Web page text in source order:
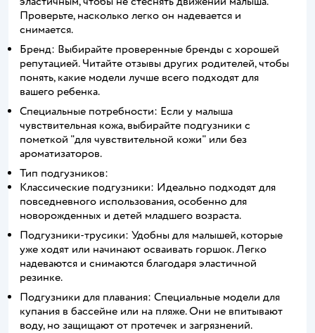
Проверьте, насколько легко он надевается и
снимается.
Бренд: Выбирайте проверенные бренды с хорошей
репутацией. Читайте отзывы других родителей, чтобы
понять, какие модели лучше всего подходят для
вашего ребенка.
Специальные потребности: Если у малыша
чувствительная кожа, выбирайте подгузники с
пометкой "для чувствительной кожи" или без
ароматизаторов.
Тип подгузников:
Классические подгузники: Идеально подходят для
повседневного использования, особенно для
новорожденных и детей младшего возраста.
Подгузники-трусики: Удобны для малышей, которые
уже ходят или начинают осваивать горшок. Легко
надеваются и снимаются благодаря эластичной
резинке.
Подгузники для плавания: Специальные модели для
купания в бассейне или на пляже. Они не впитывают
воду, но защищают от протечек и загрязнений.